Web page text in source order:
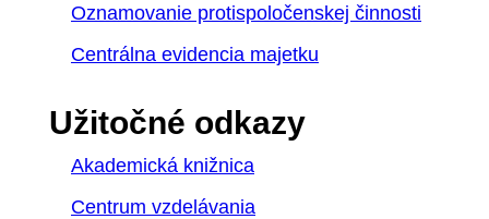
Oznamovanie protispoločenskej činnosti
Centrálna evidencia majetku
Užitočné odkazy
Akademická knižnica
Centrum vzdelávania